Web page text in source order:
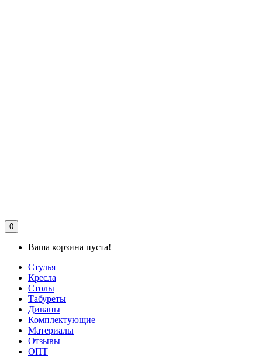
0
Ваша корзина пуста!
Стулья
Кресла
Столы
Табуреты
Диваны
Комплектующие
Материалы
Отзывы
ОПТ